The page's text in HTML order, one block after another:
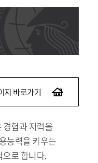
지 바로가기
경험과 저력을
능력을 키우는
로 합니다.